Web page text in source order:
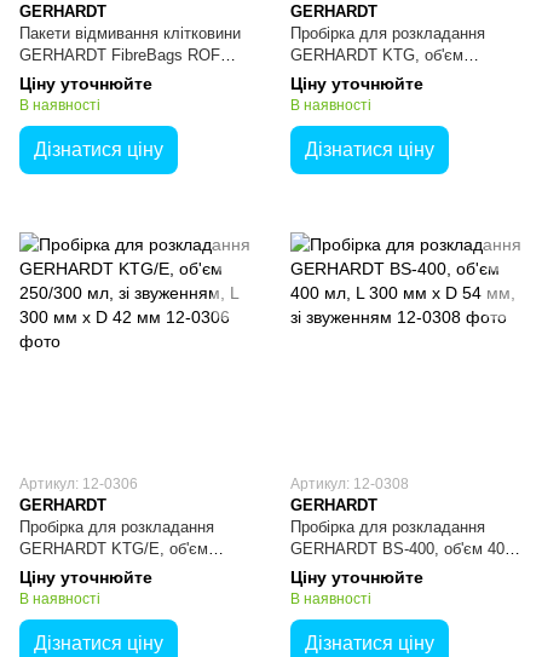
GERHARDT
Пакети відмивання клітковини
GERHARDT FibreBags ROF
для визначення сирої
клітковини, 100 шт
Ціну уточнюйте
В наявності
Дізнатися ціну
GERHARDT
Пробірка для розкладання
GERHARDT KTG, об'єм
250/300 мл, L 300мм x D 42мм,
10 шт
Ціну уточнюйте
В наявності
Дізнатися ціну
Артикул: 12-0306
GERHARDT
Пробірка для розкладання
GERHARDT KTG/E, об'єм
250/300 мл, зі звуженням, L
300 мм x D 42 мм
Ціну уточнюйте
В наявності
Дізнатися ціну
Артикул: 12-0308
GERHARDT
Пробірка для розкладання
GERHARDT BS-400, об'єм 400
мл, L 300 мм x D 54 мм, зі
звуженням
Ціну уточнюйте
В наявності
Дізнатися ціну